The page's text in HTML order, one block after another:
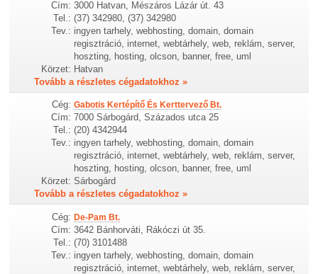
Cím: 3000 Hatvan, Mészáros Lázár út. 43
Tel.: (37) 342980, (37) 342980
Tev.: ingyen tarhely, webhosting, domain, domain
regisztráció, internet, webtárhely, web, reklám, server,
hoszting, hosting, olcson, banner, free, uml
Körzet: Hatvan
Tovább a részletes cégadatokhoz »
Cég: Gabotis Kertépítő És Kerttervező Bt.
Cím: 7000 Sárbogárd, Százados utca 25
Tel.: (20) 4342944
Tev.: ingyen tarhely, webhosting, domain, domain
regisztráció, internet, webtárhely, web, reklám, server,
hoszting, hosting, olcson, banner, free, uml
Körzet: Sárbogárd
Tovább a részletes cégadatokhoz »
Cég: De-Pam Bt.
Cím: 3642 Bánhorváti, Rákóczi út 35.
Tel.: (70) 3101488
Tev.: ingyen tarhely, webhosting, domain, domain
regisztráció, internet, webtárhely, web, reklám, server,